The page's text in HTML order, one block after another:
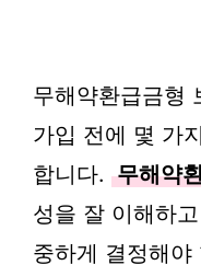
무해약환급금형
가입 전에 몇 가
합니다. 무해약
성을 잘 이해하
중하게 결정해야